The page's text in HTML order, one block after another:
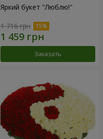
Яркий букет "Люблю!"
1 716 грн
Заказать